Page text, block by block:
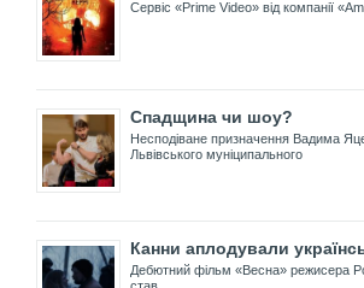
Сервіс «Prime Video» від компанії
Спадщина чи шоу?
Несподіване призначення Вадима
Львівського муніципального
Канни аплодували
Дебютний фільм «Весна» режисера